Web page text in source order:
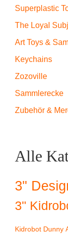
Superplastic
The Loyal
Art Toys &
Keychains
Zozoville
Sammlerecke
Zubehör &
Alle
3"
3"
Kidrobot Dunny